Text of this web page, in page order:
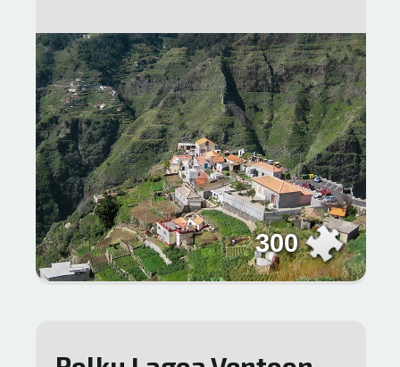
300